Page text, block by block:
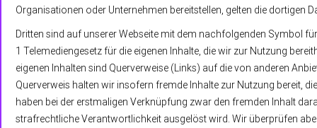
Organisationen oder Unternehmen bereitstellen, gelten die dortigen
Dritten sind auf unserer Webseite mit dem nachfolgenden Symbol
1 Telemediengesetz für die eigenen Inhalte, die wir zur Nutzung
eigenen Inhalten sind Querverweise (Links) auf die von anderen
Querverweis halten wir insofern fremde Inhalte zur Nutzung bereit,
haben bei der erstmaligen Verknüpfung zwar den fremden Inhalt
strafrechtliche Verantwortlichkeit ausgelöst wird. Wir überprüfen